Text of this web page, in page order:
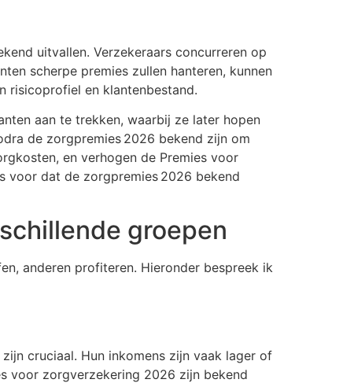
uitvallen. Verzekeraars concurreren op
scherpe premies zullen hanteren, kunnen
risicoprofiel en klantenbestand.
aan te trekken, waarbij ze later hopen
de zorgpremies 2026 bekend zijn om
en verhogen de Premies voor
voor dat de zorgpremies 2026 bekend
groepen
anderen profiteren. Hieronder bespreek ik
cruciaal. Hun inkomens zijn vaak lager of
voor zorgverzekering 2026 zijn bekend